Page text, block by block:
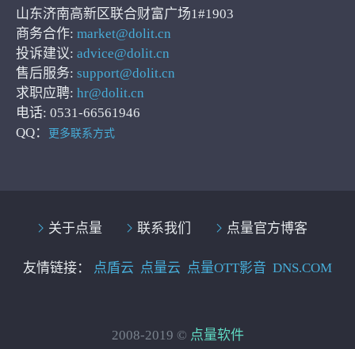
山东济南高新区联合财富广场1#1903
商务合作: market@dolit.cn
投诉建议: advice@dolit.cn
售后服务: support@dolit.cn
求职应聘: hr@dolit.cn
电话: 0531-66561946
QQ：
更多联系方式
关于点量 联系我们 点量官方博客
友情链接： 点盾云 点量云 点量OTT影音 DNS.COM
2008-2019 © 点量软件